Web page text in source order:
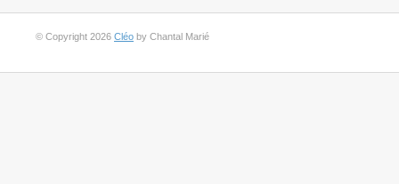
© Copyright 2026 Cléo by Chantal Marié